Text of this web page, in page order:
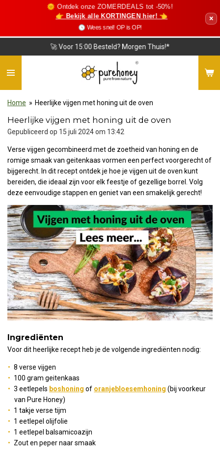
🌞 Ontdek onze ZOMERDEALS tot -50%!
👉 Bekijk alle KORTINGEN hier! 👈
🕓 Wees snel! OP is OP!
×
❤️ Vriendelijke Klantenservice
Home » Heerlijke vijgen met honing uit de oven
Heerlijke vijgen met honing uit de oven
Gepubliceerd op 15 juli 2024 om 13:42
Verse vijgen gecombineerd met de zoetheid van honing en de
romige smaak van geitenkaas vormen een perfect voorgerecht of
bijgerecht. In dit recept ontdek je hoe je vijgen uit de oven kunt
bereiden, die ideaal zijn voor elk feestje of gezellige borrel. Volg
deze eenvoudige stappen en geniet van een smakelijk gerecht!
Ingrediënten
Voor dit heerlijke recept heb je de volgende ingrediënten nodig:
8 verse vijgen
100 gram geitenkaas
3 eetlepels boshoning of oranjebloesemhoning (bij voorkeur
van Pure Honey)
1 takje verse tijm
1 eetlepel olijfolie
1 eetlepel balsamicoazijn
Zout en peper naar smaak